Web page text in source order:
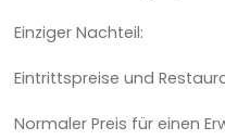
Einziger Nachteil:
Eintrittspreise und
Normaler Preis für einen